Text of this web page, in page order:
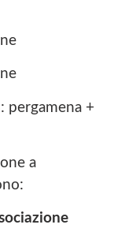
: pergamena +
a